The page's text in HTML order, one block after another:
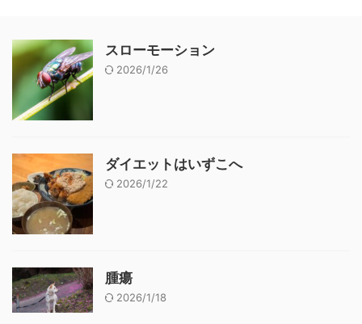
スローモーション
2026/1/26
ダイエットはいずこへ
2026/1/22
腫瘍
2026/1/18